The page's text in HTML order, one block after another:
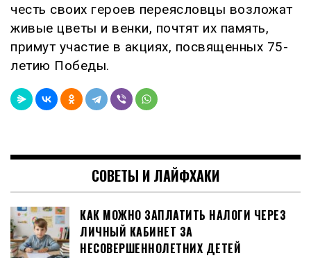
честь своих героев переясловцы возложат
живые цветы и венки, почтят их память,
примут участие в акциях, посвященных 75-
летию Победы.
СОВЕТЫ И ЛАЙФХАКИ
КАК МОЖНО ЗАПЛАТИТЬ НАЛОГИ ЧЕРЕЗ
ЛИЧНЫЙ КАБИНЕТ ЗА
НЕСОВЕРШЕННОЛЕТНИХ ДЕТЕЙ